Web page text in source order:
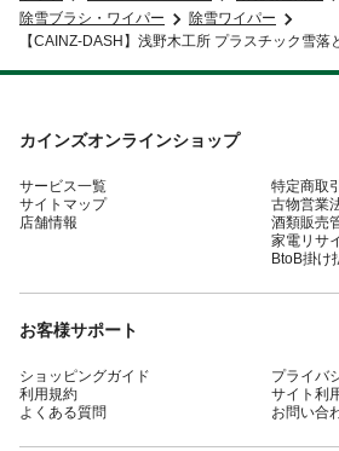
除雪ブラシ・ワイパー
除雪ワイパー
【CAINZ-DASH】浅野木工所 プラスチック雪
カインズオンラインショップ
サービス一覧
サイトマップ
店舗情報
特定商取
古物営業
酒類販売
家電リサ
BtoB掛け
お客様サポート
ショッピングガイド
利用規約
よくある質問
プライバ
サイト利
お問い合